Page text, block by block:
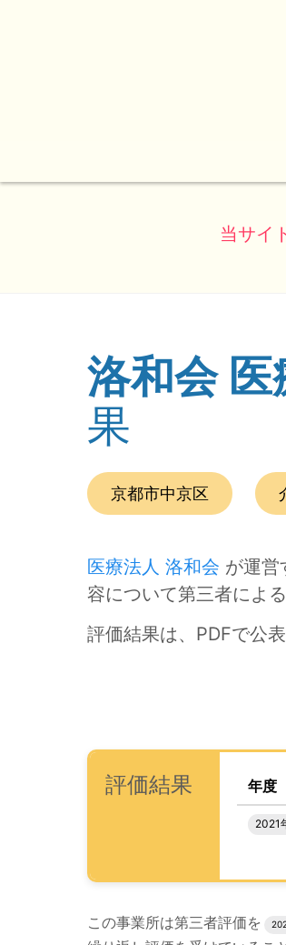
当サイ
(ページのタイトル)
洛和会
果
この事業所の所在エリアは、
京都市中京区
で
種
医療法人 洛和会 が運営
容について第三者によ
評価結果は、PDFで公表
ナビゲーションリンクの読み
次は事業所評価を公表するた
(タイトル)
評価結果 、こ
年度
2021
評価結果のPDFでのダウンロ
この事業所は第三者評価を